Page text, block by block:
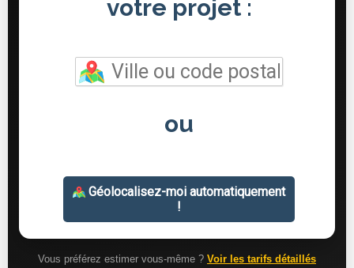
Vous préférez estimer vous-même ? Voir les tarifs détaillés